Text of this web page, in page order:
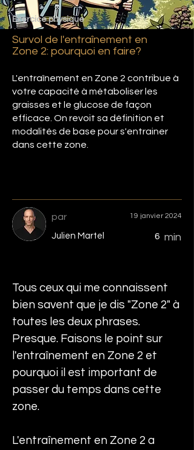
Exercice physique
Survol de l'entraînement en
Zone 2: pourquoi en faire?
L'entraînement en Zone 2 contribue à
votre capacité à métaboliser les
graisses et le glucose de façon
efficace. On revoit sa définition et
modalités de base pour s'entrainer
dans cette zone.
par
Julien Martel
19 janvier 2024
6 min
Tous ceux qui me connaissent
bien savent que je dis "Zone 2" à
toutes les deux phrases.
Presque. Faisons le point sur
l'entraînement en Zone 2 et
pourquoi il est important de
passer du temps dans cette
zone.
L'entraînement en Zone 2 a